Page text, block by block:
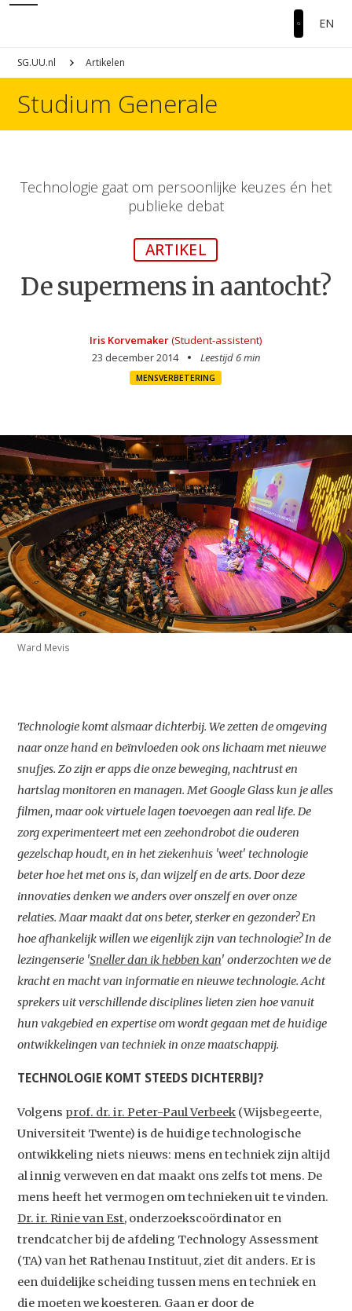
EN
SG.UU.nl Artikelen
Studium Generale
Technologie gaat om persoonlijke keuzes én het
publieke debat
ARTIKEL
De supermens in aantocht?
Iris Korvemaker(Student-assistent)
23 december 2014
Leestijd 6 min
MENSVERBETERING
Ward Mevis
Technologie komt alsmaar dichterbij. We zetten de omgeving
naar onze hand en beïnvloeden ook ons lichaam met nieuwe
snufjes. Zo zijn er apps die onze beweging, nachtrust en
hartslag monitoren en managen. Met Google Glass kun je alles
filmen, maar ook virtuele lagen toevoegen aan real life. De
zorg experimenteert met een zeehondrobot die ouderen
gezelschap houdt, en in het ziekenhuis 'weet' technologie
beter hoe het met ons is, dan wijzelf en de arts. Door deze
innovaties denken we anders over onszelf en over onze
relaties. Maar maakt dat ons beter, sterker en gezonder? En
hoe afhankelijk willen we eigenlijk zijn van technologie? In de
lezingenserie 'Sneller dan ik hebben kan' onderzochten we de
kracht en macht van informatie en nieuwe technologie. Acht
sprekers uit verschillende disciplines lieten zien hoe vanuit
hun vakgebied en expertise om wordt gegaan met de huidige
ontwikkelingen van techniek in onze maatschappij.
TECHNOLOGIE KOMT STEEDS DICHTERBIJ?
Volgens prof. dr. ir. Peter-Paul Verbeek (Wijsbegeerte,
Universiteit Twente) is de huidige technologische
ontwikkeling niets nieuws: mens en techniek zijn altijd
al innig verweven en dat maakt ons zelfs tot mens. De
mens heeft het vermogen om technieken uit te vinden.
Dr. ir. Rinie van Est, onderzoekscoördinator en
trendcatcher bij de afdeling Technology Assessment
(TA) van het Rathenau Instituut, ziet dit anders. Er is
een duidelijke scheiding tussen mens en techniek en
die moeten we koesteren. Gaan er door de